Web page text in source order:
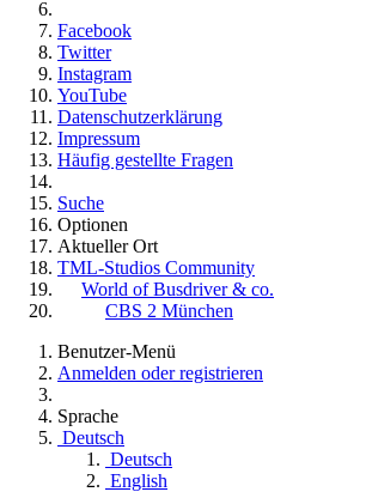
Facebook
Twitter
Instagram
YouTube
Datenschutzerklärung
Impressum
Häufig gestellte Fragen
Suche
Optionen
Aktueller Ort
TML-Studios Community
World of Busdriver & co.
CBS 2 München
Benutzer-Menü
Anmelden oder registrieren
Sprache
Deutsch
Deutsch
English